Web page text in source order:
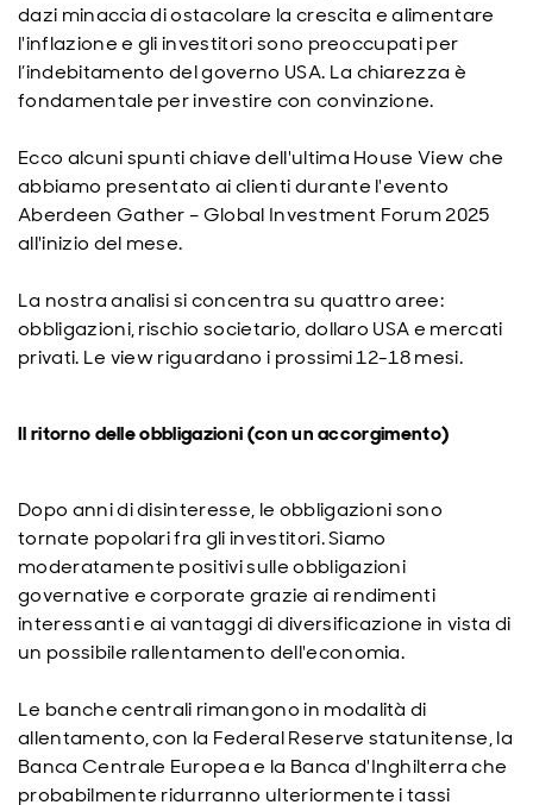
dazi minaccia di ostacolare la crescita e alimentare
l'inflazione e gli investitori sono preoccupati per
l’indebitamento del governo USA. La chiarezza è
fondamentale per investire con convinzione.
Ecco alcuni spunti chiave dell'ultima House View che
abbiamo presentato ai clienti durante l'evento
Aberdeen Gather – Global Investment Forum 2025
all'inizio del mese.
La nostra analisi si concentra su quattro aree:
obbligazioni, rischio societario, dollaro USA e mercati
privati. Le view riguardano i prossimi 12-18 mesi.
Il ritorno delle obbligazioni (con un accorgimento)
Dopo anni di disinteresse, le obbligazioni sono
tornate popolari fra gli investitori. Siamo
moderatamente positivi sulle obbligazioni
governative e corporate grazie ai rendimenti
interessanti e ai vantaggi di diversificazione in vista di
un possibile rallentamento dell'economia.
Le banche centrali rimangono in modalità di
allentamento, con la Federal Reserve statunitense, la
Banca Centrale Europea e la Banca d'Inghilterra che
probabilmente ridurranno ulteriormente i tassi